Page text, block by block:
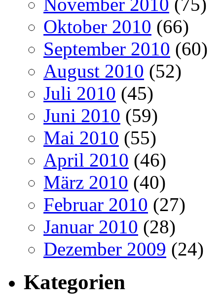
November 2010 (75)
Oktober 2010 (66)
September 2010 (60)
August 2010 (52)
Juli 2010 (45)
Juni 2010 (59)
Mai 2010 (55)
April 2010 (46)
März 2010 (40)
Februar 2010 (27)
Januar 2010 (28)
Dezember 2009 (24)
Kategorien